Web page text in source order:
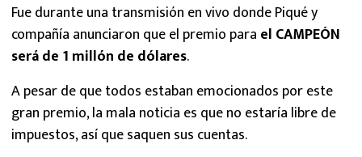
Fue durante una transmisión en vivo donde Piqué y
compañía anunciaron que el premio para el CAMPEÓN
será de 1 millón de dólares.
A pesar de que todos estaban emocionados por este
gran premio, la mala noticia es que no estaría libre de
impuestos, así que saquen sus cuentas.